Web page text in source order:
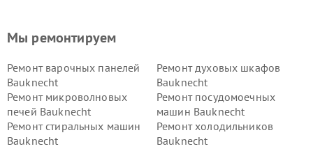
Мы ремонтируем
Ремонт варочных панелей
Bauknecht
Ремонт духовых шкафов
Bauknecht
Ремонт микроволновых
печей Bauknecht
Ремонт посудомоечных
машин Bauknecht
Ремонт стиральных машин
Bauknecht
Ремонт холодильников
Bauknecht